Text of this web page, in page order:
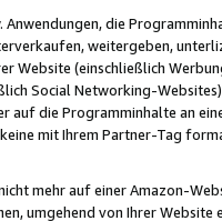
die
weitergeben,
Website (einschließlich
Social Networking-
auf die Programminhalte an
mit Ihrem Partner-Tag
mehr auf einer Amazon-
umgehend von Ihrer